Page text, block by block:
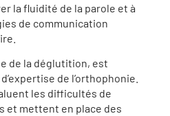
la fluidité de la parole et à
de communication
de la déglutition, est
de l’orthophonie.
les difficultés de
et mettent en place des